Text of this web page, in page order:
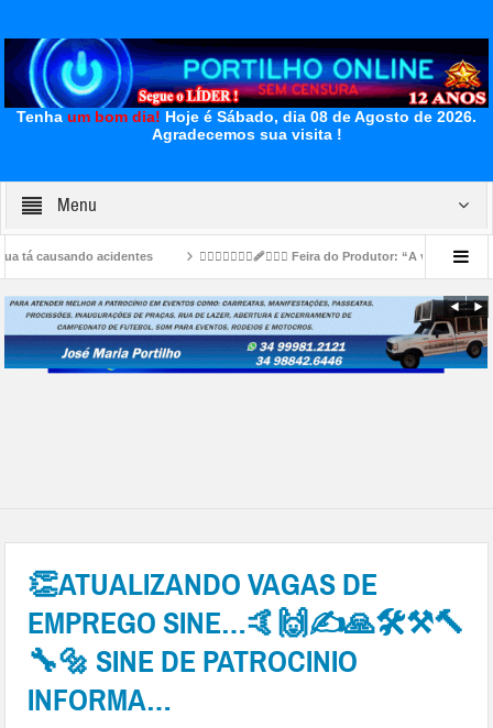
Tenha um bom dia! Hoje é Sábado, dia 08 de Agosto de 2026.
Agradecemos sua visita !
Menu
👉🏻🐮⛺🚧👎🏻🩹🤔🐄⛺ Feira do Produtor: “A vaca Mimosa já foi
município 👉🏻😱👀🗡️🔪🚨🚔🚑🫵🏻🤔🚧🚓Vídeos da Treta na esquina da
em Patrocínio- a Sr⁰: JOSÉ PEREIRA 86 ANOS
👏ATUALIZANDO VAGAS DE
EMPREGO SINE…🤙🙌✍🙏🛠⚒🔨
🔧🔩 SINE DE PATROCINIO
INFORMA…